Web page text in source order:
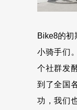
Bike8的初
小骑手们
个社群发
到了全国
功，我们